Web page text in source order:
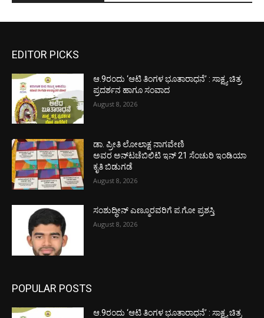
EDITOR PICKS
ಆ.9ರಂದು ‘ಆಟಿ ತಿಂಗಳ ಭೂತಾರಾಧನೆ’ : ಸಾಕ್ಷ್ಯ ಚಿತ್ರ
ಪ್ರದರ್ಶನ ಹಾಗೂ ಸಂವಾದ
August 8, 2026
ಡಾ. ಪ್ರೀತಿ ಲೋಲಾಕ್ಷ ನಾಗವೇಣಿ
ಅವರ ಅನ್‌ಟಚೆಬಿಲಿಟಿ ಇನ್ 21 ಸೆಂಚುರಿ ಇಂಡಿಯಾ
ಕೃತಿ ಬಿಡುಗಡೆ
August 8, 2026
ಸಂಶುದ್ಧೀನ್ ಎಣ್ಮೂರವರಿಗೆ ಪ.ಗೋ ಪ್ರಶಸ್ತಿ
August 8, 2026
POPULAR POSTS
ಆ.9ರಂದು ‘ಆಟಿ ತಿಂಗಳ ಭೂತಾರಾಧನೆ’ : ಸಾಕ್ಷ್ಯ ಚಿತ್ರ